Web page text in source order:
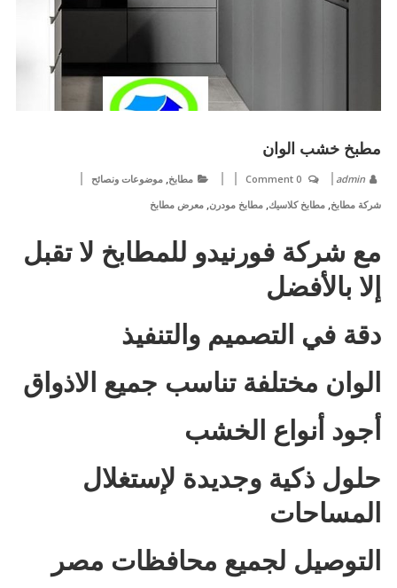
مطبخ خشب الوان
admin
0 Comment مطابخ, موضوعات ونصائح
شركة مطابخ, مطابخ كلاسيك, مطابخ مودرن, معرض مطابخ
مع شركة فورنيدو للمطابخ لا تقبل
إلا بالأفضل
دقة في التصميم والتنفيذ
الوان مختلفة تناسب جميع الاذواق
أجود أنواع الخشب
حلول ذكية وجديدة لإستغلال
المساحات
التوصيل لجميع محافظات مصر